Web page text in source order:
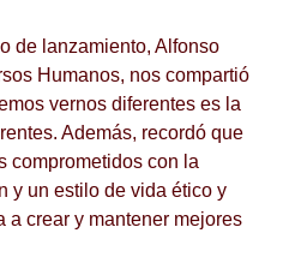
de lanzamiento, Alfonso
Humanos, nos compartió
vernos diferentes es la
Además, recordó que
comprometidos con la
y un estilo de vida ético y
a crear y mantener mejores